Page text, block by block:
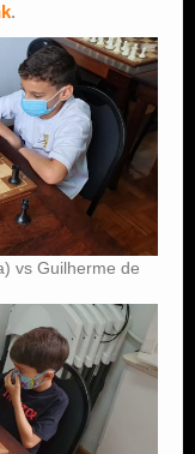
.
vs Guilherme de